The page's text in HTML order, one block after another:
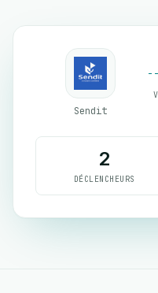
Sendit
2
DÉCLENCHEURS